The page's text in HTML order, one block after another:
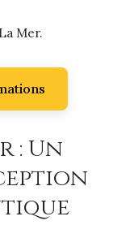
Mer.
: Un